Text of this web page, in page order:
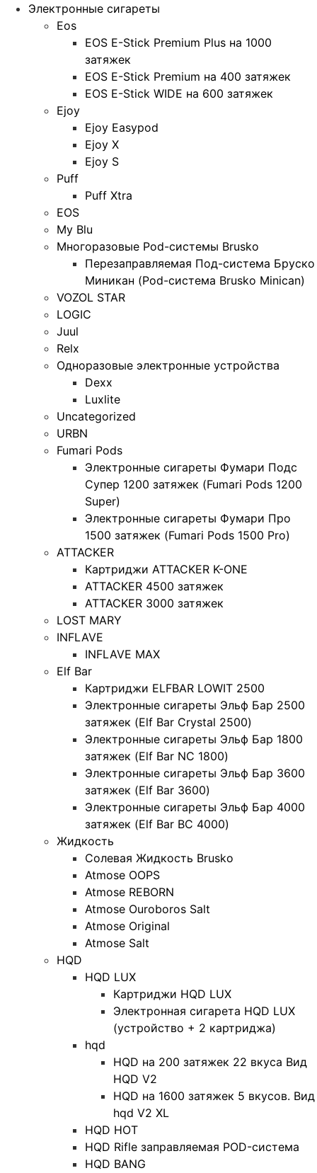
Электронные сигареты
Eos
EOS E-Stick Premium Plus на 1000
затяжек
EOS E-Stick Premium на 400 затяжек
EOS E-Stick WIDE на 600 затяжек
Ejoy
Ejoy Easypod
Ejoy X
Ejoy S
Puff
Puff Xtra
EOS
My Blu
Многоразовые Pod-системы Brusko
Перезаправляемая Под-система Бруско
Миникан (Pod-система Brusko Minican)
VOZOL STAR
LOGIC
Juul
Relx
Одноразовые электронные устройства
Dexx
Luxlite
Uncategorized
URBN
Fumari Pods
Электронные сигареты Фумари Подс
Супер 1200 затяжек (Fumari Pods 1200
Super)
Электронные сигареты Фумари Про
1500 затяжек (Fumari Pods 1500 Pro)
ATTACKER
Картриджи ATTACKER K-ONE
ATTACKER 4500 затяжек
ATTACKER 3000 затяжек
LOST MARY
INFLAVE
INFLAVE MAX
Elf Bar
Картриджи ELFBAR LOWIT 2500
Электронные сигареты Эльф Бар 2500
затяжек (Elf Bar Crystal 2500)
Электронные сигареты Эльф Бар 1800
затяжек (Elf Bar NC 1800)
Электронные сигареты Эльф Бар 3600
затяжек (Elf Bar 3600)
Электронные сигареты Эльф Бар 4000
затяжек (Elf Bar BC 4000)
Жидкость
Солевая Жидкость Brusko
Atmose OOPS
Atmose REBORN
Atmose Ouroboros Salt
Atmose Original
Atmose Salt
HQD
HQD LUX
Картриджи HQD LUX
Электронная сигарета HQD LUX
(устройство + 2 картриджа)
hqd
HQD на 200 затяжек 22 вкуса Вид
HQD V2
HQD на 1600 затяжек 5 вкусов. Вид
hqd V2 XL
HQD HOT
HQD Rifle заправляемая POD-система
HQD BANG